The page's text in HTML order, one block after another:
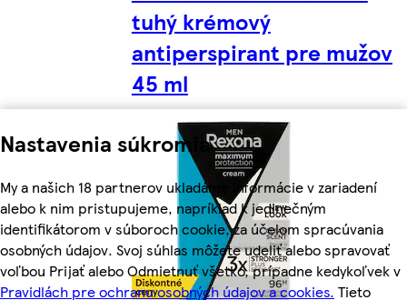
Nastavenia súkromia
My a našich 18 partnerov ukladáme informácie v zariadení
alebo k nim pristupujeme, napríklad k jedinečným
identifikátorom v súboroch cookie, za účelom spracúvania
osobných údajov. Svoj súhlas môžete udeliť alebo spravovať
voľbou Prijať alebo Odmietnuť všetko, prípadne kedykoľvek v
Pravidlách pre ochranu osobných údajov a cookies. Tieto
tuhý krémový
antiperspirant pre mužov
45 ml